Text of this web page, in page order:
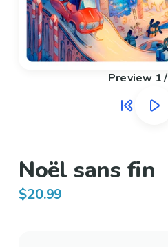
Preview 1/
Noël sans fin
$20.99